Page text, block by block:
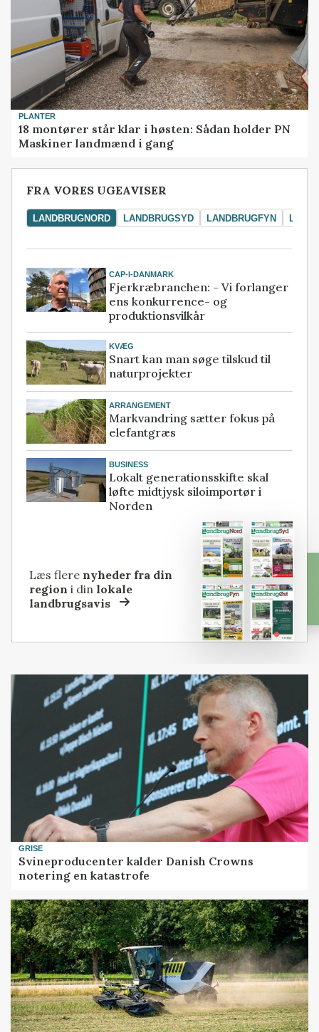
PLANTER
18 montører står klar i høsten: Sådan holder PN
Maskiner landmænd i gang
FRA VORES UGEAVISER
LANDBRUGNORD LANDBRUGSYD LANDBRUGFYN
CAP-I-DANMARK
Fjerkræbranchen: - Vi forlanger
ens konkurrence- og
produktionsvilkår
KVÆG
Snart kan man søge tilskud til
naturprojekter
ARRANGEMENT
Markvandring sætter fokus på
elefantgræs
BUSINESS
Lokalt generationsskifte skal
løfte midtjysk siloimportør i
Norden
Læs flere nyheder fra din
region i dinlokale
landbrugsavis
GRISE
Svineproducenter kalder Danish Crowns
notering en katastrofe